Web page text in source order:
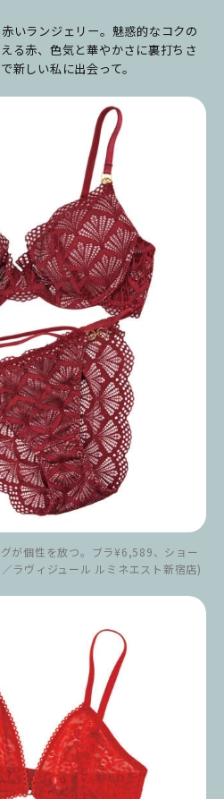
いランジェリー。魅惑的なコクの
る赤、色気と華やかさに裏打ちさ
新しい私に出会って。
が個性を放つ。ブラ¥6,589、ショー
ラヴィジュール ルミネエスト新宿店)